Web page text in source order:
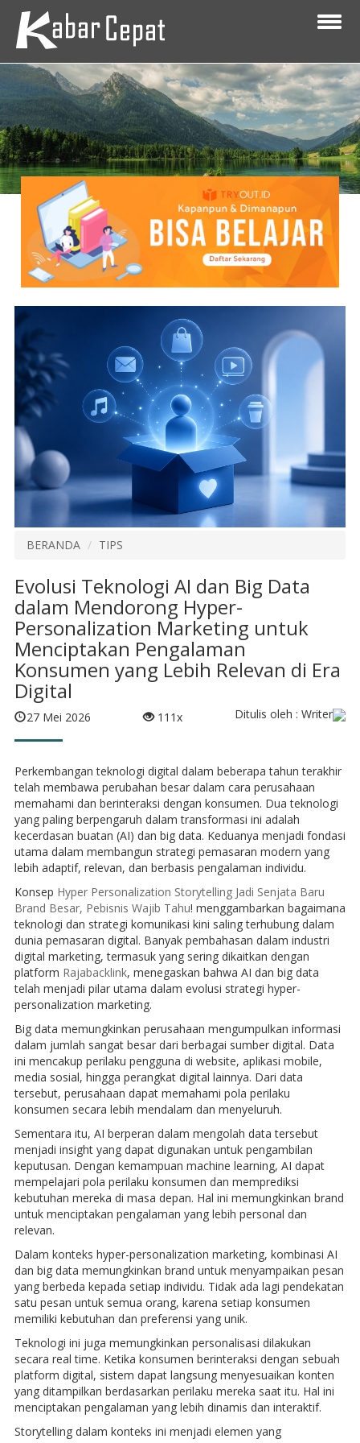
BERANDA TIPS
Evolusi Teknologi AI dan Big Data
dalam Mendorong Hyper-
Personalization Marketing untuk
Menciptakan Pengalaman
Konsumen yang Lebih Relevan di Era
Digital
27 Mei 2026 111x Ditulis oleh : Writer
Perkembangan teknologi digital dalam beberapa tahun terakhir
telah membawa perubahan besar dalam cara perusahaan
memahami dan berinteraksi dengan konsumen. Dua teknologi
yang paling berpengaruh dalam transformasi ini adalah
kecerdasan buatan (AI) dan big data. Keduanya menjadi fondasi
utama dalam membangun strategi pemasaran modern yang
lebih adaptif, relevan, dan berbasis pengalaman individu.
Konsep Hyper Personalization Storytelling Jadi Senjata Baru
Brand Besar, Pebisnis Wajib Tahu! menggambarkan bagaimana
teknologi dan strategi komunikasi kini saling terhubung dalam
dunia pemasaran digital. Banyak pembahasan dalam industri
digital marketing, termasuk yang sering dikaitkan dengan
platform Rajabacklink, menegaskan bahwa AI dan big data
telah menjadi pilar utama dalam evolusi strategi hyper-
personalization marketing.
Big data memungkinkan perusahaan mengumpulkan informasi
dalam jumlah sangat besar dari berbagai sumber digital. Data
ini mencakup perilaku pengguna di website, aplikasi mobile,
media sosial, hingga perangkat digital lainnya. Dari data
tersebut, perusahaan dapat memahami pola perilaku
konsumen secara lebih mendalam dan menyeluruh.
Sementara itu, AI berperan dalam mengolah data tersebut
menjadi insight yang dapat digunakan untuk pengambilan
keputusan. Dengan kemampuan machine learning, AI dapat
mempelajari pola perilaku konsumen dan memprediksi
kebutuhan mereka di masa depan. Hal ini memungkinkan brand
untuk menciptakan pengalaman yang lebih personal dan
relevan.
Dalam konteks hyper-personalization marketing, kombinasi AI
dan big data memungkinkan brand untuk menyampaikan pesan
yang berbeda kepada setiap individu. Tidak ada lagi pendekatan
satu pesan untuk semua orang, karena setiap konsumen
memiliki kebutuhan dan preferensi yang unik.
Teknologi ini juga memungkinkan personalisasi dilakukan
secara real time. Ketika konsumen berinteraksi dengan sebuah
platform digital, sistem dapat langsung menyesuaikan konten
yang ditampilkan berdasarkan perilaku mereka saat itu. Hal ini
menciptakan pengalaman yang lebih dinamis dan interaktif.
Storytelling dalam konteks ini menjadi elemen yang